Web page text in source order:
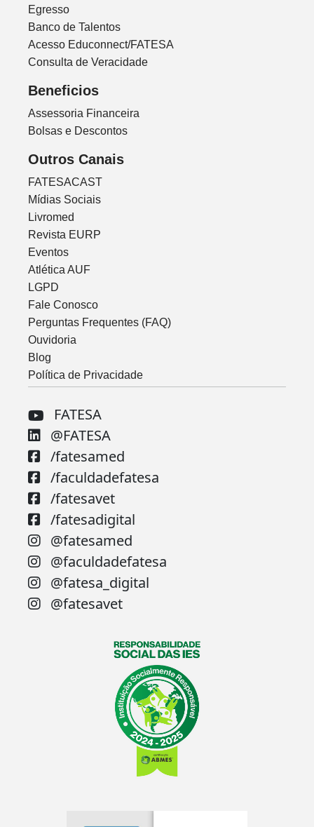
Egresso
Banco de Talentos
Acesso Educonnect/FATESA
Consulta de Veracidade
Beneficios
Assessoria Financeira
Bolsas e Descontos
Outros Canais
FATESACAST
Mídias Sociais
Livromed
Revista EURP
Eventos
Atlética AUF
LGPD
Fale Conosco
Perguntas Frequentes (FAQ)
Ouvidoria
Blog
Política de Privacidade
FATESA
@FATESA
/fatesamed
/faculdadefatesa
/fatesavet
/fatesadigital
@fatesamed
@faculdadefatesa
@fatesa_digital
@fatesavet